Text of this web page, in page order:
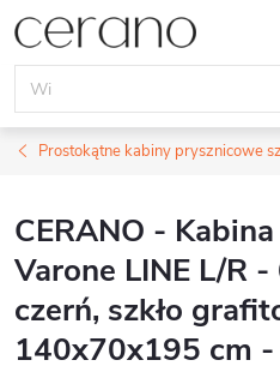
Przejść
do
treści
Prostokątne kabiny prysznicowe
CERANO -
Varone LINE L/R
czerń, szkło
140x70x195 cm